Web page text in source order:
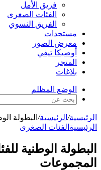
فريق الأمل
الفئات الصغرى
الفريق النسوي
مستجدات
معرض الصور
أوصيكا تيفي
المتجر
بلاغات
الوضع المظلم
الرئيسية/ الرئيسية/ البطولة
الرئيسية الفئات الصغرى
البطولة الوطنية
المجموعات